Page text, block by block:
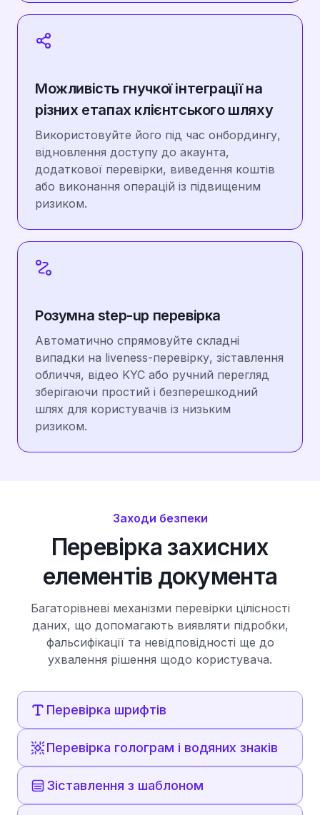
Можливість гнучкої інтеграції на
різних етапах клієнтського шляху
Використовуйте його під час онбордингу,
відновлення доступу до акаунта,
додаткової перевірки, виведення коштів
або виконання операцій із підвищеним
ризиком.
Розумна step-up перевірка
Автоматично спрямовуйте складні
випадки на liveness-перевірку, зіставлення
обличчя, відео KYC або ручний перегляд
зберігаючи простий і безперешкодний
шлях для користувачів із низьким
ризиком.
Заходи безпеки
Перевірка захисних
елементів документа
Багаторівневі механізми перевірки цілісності
даних, що допомагають виявляти підробки,
фальсифікації та невідповідності ще до
ухвалення рішення щодо користувача.
Перевірка шрифтів
Перевірка голограм і водяних знаків
Зіставлення з шаблоном